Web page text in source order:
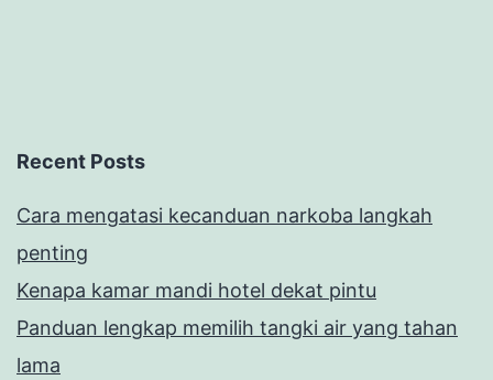
Recent Posts
Cara mengatasi kecanduan narkoba langkah
penting
Kenapa kamar mandi hotel dekat pintu
Panduan lengkap memilih tangki air yang tahan
lama